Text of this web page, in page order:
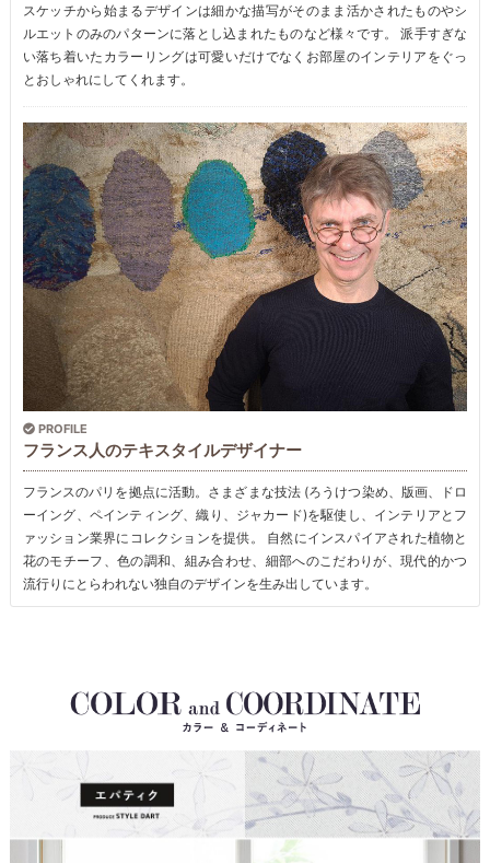
スケッチから始まるデザインは細かな描写がそのまま活かされたものやシ
ルエットのみのパターンに落とし込まれたものなど様々です。 派手すぎな
い落ち着いたカラーリングは可愛いだけでなくお部屋のインテリアをぐっ
とおしゃれにしてくれます。
PROFILE
フランス人のテキスタイルデザイナー
フランスのパリを拠点に活動。さまざまな技法 (ろうけつ染め、版画、ドロ
ーイング、ペインティング、織り、ジャカード)を駆使し、インテリアとフ
ァッション業界にコレクションを提供。 自然にインスパイアされた植物と
花のモチーフ、色の調和、組み合わせ、細部へのこだわりが、現代的かつ
流行りにとらわれない独自のデザインを生み出しています。